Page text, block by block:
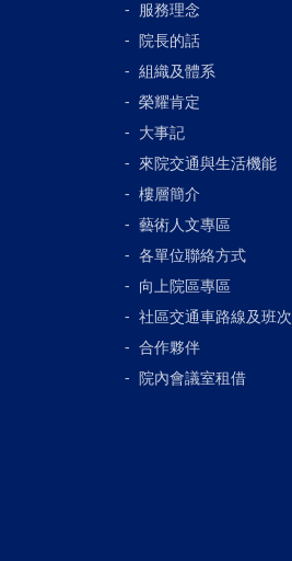
服務理念
院長的話
組織及體系
榮耀肯定
大事記
來院交通與生活機能
樓層簡介
藝術人文專區
各單位聯絡方式
向上院區專區
社區交通車路線及班次
合作夥伴
院內會議室租借